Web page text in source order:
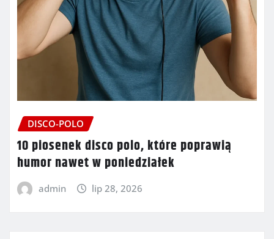
DISCO-POLO
10 piosenek disco polo, które poprawią
humor nawet w poniedziałek
admin lip 28, 2026